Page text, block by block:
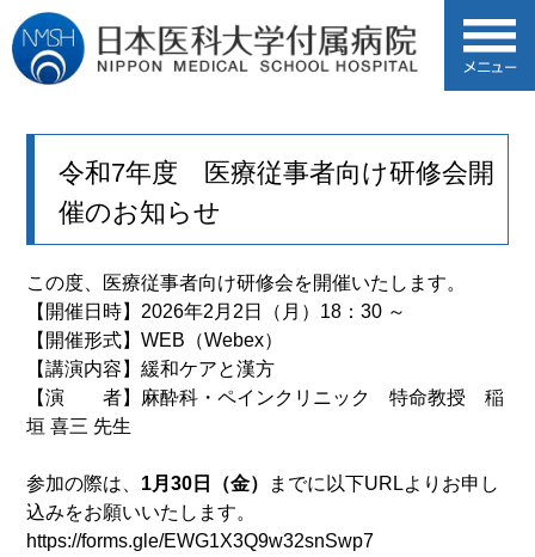
令和7年度 医療従事者向け研修会開
催のお知らせ
この度、医療従事者向け研修会を開催いたします。
【開催日時】2026年2月2日（月）18：30 ～
【開催形式】WEB（Webex）
【講演内容】緩和ケアと漢方
【演 者】麻酔科・ペインクリニック 特命教授 稲
垣 喜三 先生
参加の際は、 1月30日（金）
までに以下URLよりお申し
込みをお願いいたします。
https://forms.gle/EWG1X3Q9w32snSwp7